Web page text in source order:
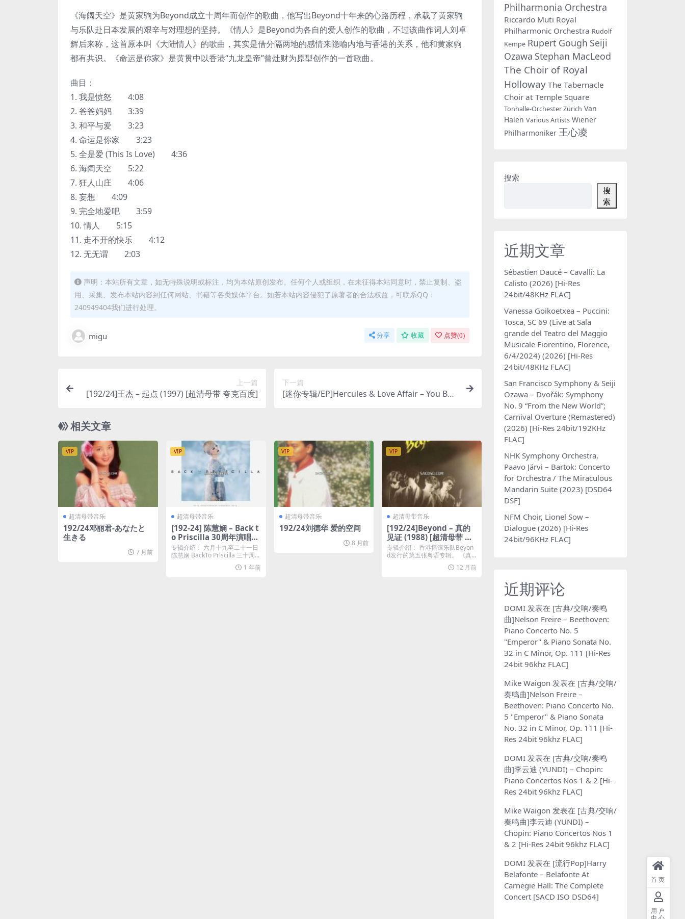
《海阔天空》是黄家驹为Beyond成立十周年而创作的歌曲，他写出Beyond十年来的心路历程，承载了黄家驹
与乐队赴日本发展的艰辛与对理想的坚持。《情人》是Beyond为各自的爱人创作的歌曲，不过该曲作词人刘卓
辉后来称，这首原本叫《大陆情人》的歌曲，其实是借分隔两地的感情来隐喻内地与香港的关系，他和黄家驹
都有共识。《命运是你家》是黄贯中以香港“九龙皇帝”曾灶财为原型创作的一首歌曲。
曲目：
1. 我是愤怒 4:08
2. 爸爸妈妈 3:39
3. 和平与爱 3:23
4. 命运是你家 3:23
5. 全是爱 (This Is Love) 4:36
6. 海阔天空 5:22
7. 狂人山庄 4:06
8. 妄想 4:09
9. 完全地爱吧 3:59
10. 情人 5:15
11. 走不开的快乐 4:12
12. 无无谓 2:03
声明：本站所有文章，如无特殊说明或标注，均为本站原创发布。任何个人或组织，在未征得本站同意时，禁止复制、盗
用、采集、发布本站内容到任何网站、书籍等各类媒体平台。如若本站内容侵犯了原著者的合法权益，可联系QQ：
240949404我们进行处理。
migu 分享 收藏 点赞(0)
上一篇
[192/24]王杰 – 起点 (1997) [超清母带 夸克百度]
下一篇
[迷你专辑/EP]Hercules & Love Affair – You Bel
相关文章
VIP
超清母带音乐
192/24邓丽君-あなたと
生きる
7 月前
VIP
超清母带音乐
[192-24] 陈慧娴 – Back t
o Priscilla 30周年演唱会
(2014) [超清母带 百度]
专辑介绍： 六月十九至二十一日
陈慧娴 BackTo Priscilla 三十周...
1 年前
VIP
超清母带音乐
192/24刘德华 爱的空间
8 月前
VIP
超清母带音乐
[192/24]Beyond – 真的
见证 (1988) [超清母带 夸
克百度]
专辑介绍： 香港摇滚乐队Beyon
d发行的第五张粤语专辑。 《真
12 月前
Philharmonia Orchestra
Riccardo Muti Royal
Philharmonic Orchestra Rudolf
Kempe Rupert Gough Seiji
Ozawa Stephan MacLeod
The Choir of Royal
Holloway The Tabernacle
Choir at Temple Square
Tonhalle-Orchester Zürich Van
Halen Various Artists Wiener
Philharmoniker 王心凌
搜索
搜
索
近期文章
Sébastien Daucé – Cavalli: La
Calisto (2026) [Hi-Res
24bit/48KHz FLAC]
Vanessa Goikoetxea – Puccini:
Tosca, SC 69 (Live at Sala
grande del Teatro del Maggio
Musicale Fiorentino, Florence,
6/4/2024) (2026) [Hi-Res
24bit/48KHz FLAC]
San Francisco Symphony & Seiji
Ozawa – Dvořák: Symphony
No. 9 “From the New World”;
Carnival Overture (Remastered)
(2026) [Hi-Res 24bit/192KHz
FLAC]
NHK Symphony Orchestra,
Paavo Järvi – Bartok: Concerto
for Orchestra / The Miraculous
Mandarin Suite (2023) [DSD64
DSF]
NFM Choir, Lionel Sow –
Dialogue (2026) [Hi-Res
24bit/96KHz FLAC]
近期评论
DOMI 发表在 [古典/交响/奏鸣
曲]Nelson Freire – Beethoven:
Piano Concerto No. 5
"Emperor" & Piano Sonata No.
32 in C Minor, Op. 111 [Hi-Res
24bit 96khz FLAC]
Mike Waigon 发表在 [古典/交响/
奏鸣曲]Nelson Freire –
Beethoven: Piano Concerto No.
5 "Emperor" & Piano Sonata
No. 32 in C Minor, Op. 111 [Hi-
Res 24bit 96khz FLAC]
DOMI 发表在 [古典/交响/奏鸣
曲]李云迪 (YUNDI) – Chopin:
Piano Concertos Nos 1 & 2 [Hi-
Res 24bit 96khz FLAC]
Mike Waigon 发表在 [古典/交响/
奏鸣曲]李云迪 (YUNDI) –
Chopin: Piano Concertos Nos 1
& 2 [Hi-Res 24bit 96khz FLAC]
DOMI 发表在 [流行Pop]Harry
Belafonte – Belafonte At
Carnegie Hall: The Complete
Concert [SACD ISO DSD64]
首页
用户